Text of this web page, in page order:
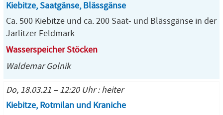
Kiebitze, Saatgänse, Blässgänse
Ca. 500 Kiebitze und ca. 200 Saat- und Blässgänse in der
Jarlitzer Feldmark
Wasserspeicher Stöcken
Waldemar Golnik
Do, 18.03.21 – 12:20 Uhr : heiter
Kiebitze, Rotmilan und Kraniche